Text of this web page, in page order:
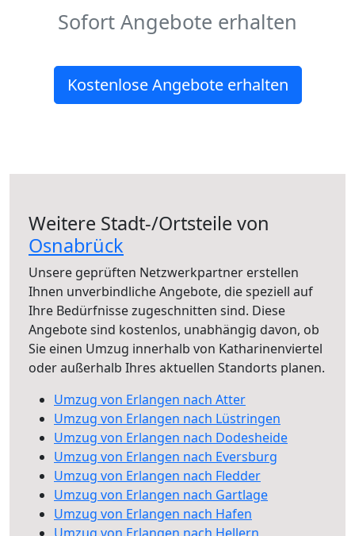
Sofort Angebote erhalten
Kostenlose Angebote erhalten
Weitere Stadt-/Ortsteile von
Osnabrück
Unsere geprüften Netzwerkpartner erstellen
Ihnen unverbindliche Angebote, die speziell auf
Ihre Bedürfnisse zugeschnitten sind. Diese
Angebote sind kostenlos, unabhängig davon, ob
Sie einen Umzug innerhalb von Katharinenviertel
oder außerhalb Ihres aktuellen Standorts planen.
Umzug von Erlangen nach Atter
Umzug von Erlangen nach Lüstringen
Umzug von Erlangen nach Dodesheide
Umzug von Erlangen nach Eversburg
Umzug von Erlangen nach Fledder
Umzug von Erlangen nach Gartlage
Umzug von Erlangen nach Hafen